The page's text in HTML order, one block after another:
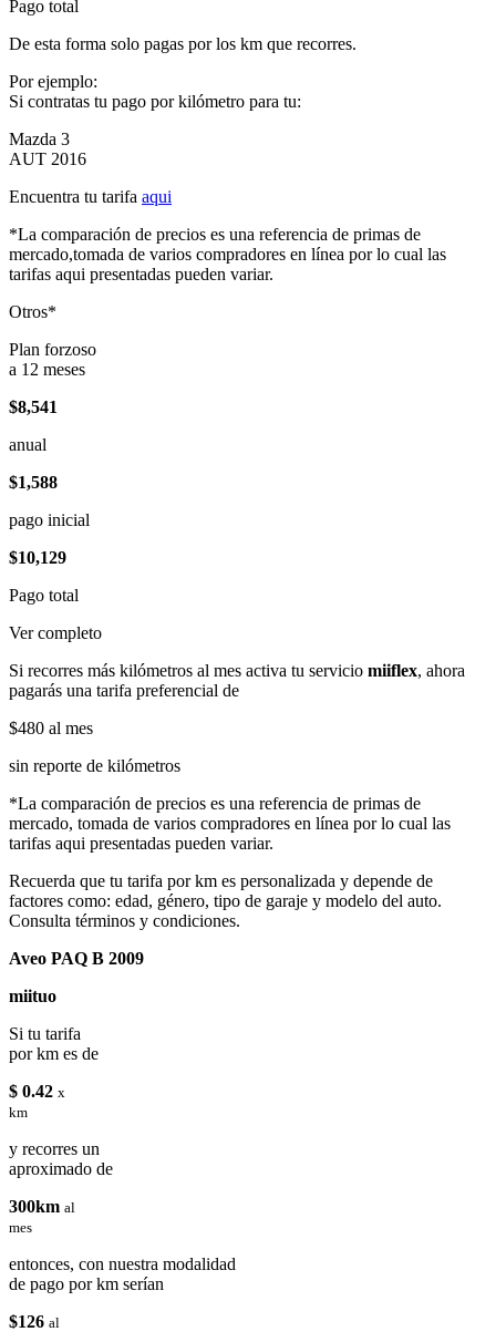
Pago total
De esta forma solo pagas por los km que recorres.
Por ejemplo:
Si contratas tu pago por kilómetro para tu:
Mazda 3
AUT 2016
Encuentra tu tarifa aqui
*La comparación de precios es una referencia de primas de
mercado,tomada de varios compradores en línea por lo cual las
tarifas aqui presentadas pueden variar.
Otros*
Plan forzoso
a 12 meses
$8,541
anual
$1,588
pago inicial
$10,129
Pago total
Ver completo
Si recorres más kilómetros al mes activa tu servicio miiflex, ahora
pagarás una tarifa preferencial de
$480 al mes
sin reporte de kilómetros
*La comparación de precios es una referencia de primas de
mercado, tomada de varios compradores en línea por lo cual las
tarifas aqui presentadas pueden variar.
Recuerda que tu tarifa por km es personalizada y depende de
factores como: edad, género, tipo de garaje y modelo del auto.
Consulta términos y condiciones.
Aveo PAQ B 2009
miituo
Si tu tarifa
por km es de
$ 0.42 x
km
y recorres un
aproximado de
300km al
mes
entonces, con nuestra modalidad
de pago por km serían
$126 al